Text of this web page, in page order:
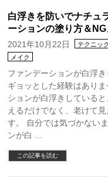
白浮きを防いでナチュ
ーションの塗り方＆
2021年10月22日 テクニック
メイク
ファンデーションが白浮き
ギョッとした経験はあり
ションが白浮きしている
えるだけでなく、老けて
す。 自分では気づかない
ンが白 …
この記事を読む